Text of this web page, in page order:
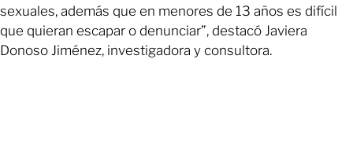
sexuales, además que en menores de 13 años es difícil
que quieran escapar o denunciar”, destacó Javiera
Donoso Jiménez, investigadora y consultora.